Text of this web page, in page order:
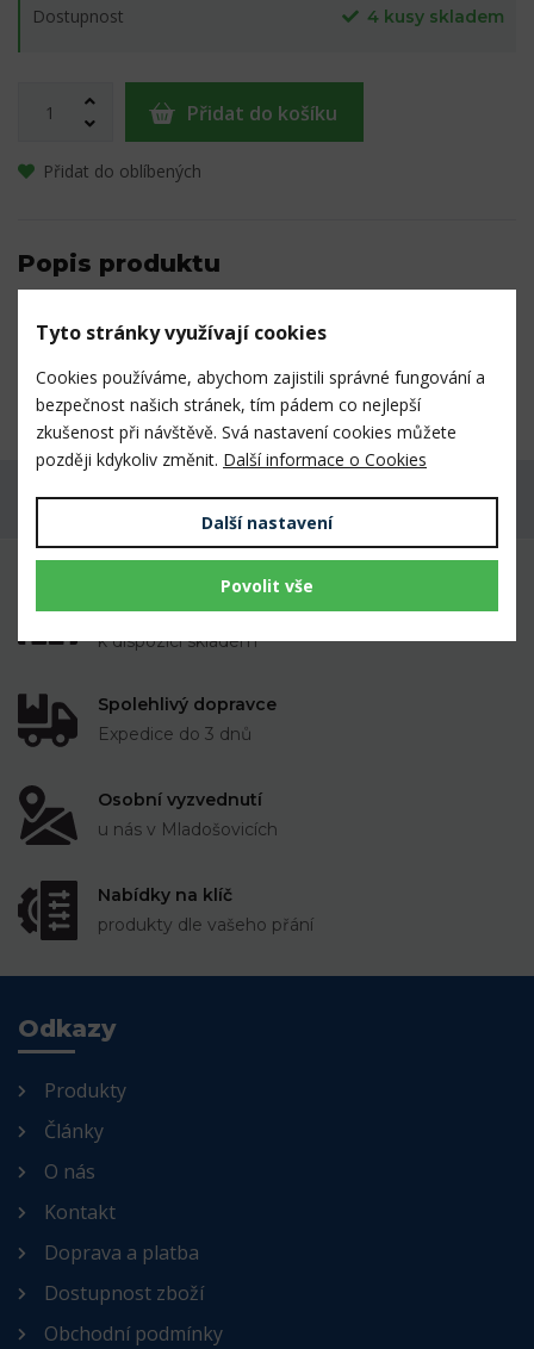
Dostupnost 4 kusy skladem
Přidat do košíku
Přidat do oblíbených
Popis produktu
odstraňování bandáží a obvazů.
Rozměr: délka 14,5 cm
Máte dotaz k produktu?
Mnoho prověřených výrobků veterinárními
lékaři i chovateli
k dispozici skladem
Spolehlivý dopravce
Expedice do 3 dnů
Osobní vyzvednutí
u nás v Mladošovicích
Nabídky na klíč
produkty dle vašeho přání
Odkazy
Produkty
Články
O nás
Kontakt
Doprava a platba
Dostupnost zboží
Obchodní podmínky
Tyto stránky využívají cookies
Cookies používáme, abychom zajistili správné fungování a
bezpečnost našich stránek, tím pádem co nejlepší
zkušenost při návštěvě. Svá nastavení cookies můžete
později kdykoliv změnit. Další informace o Cookies
Další nastavení
Povolit vše